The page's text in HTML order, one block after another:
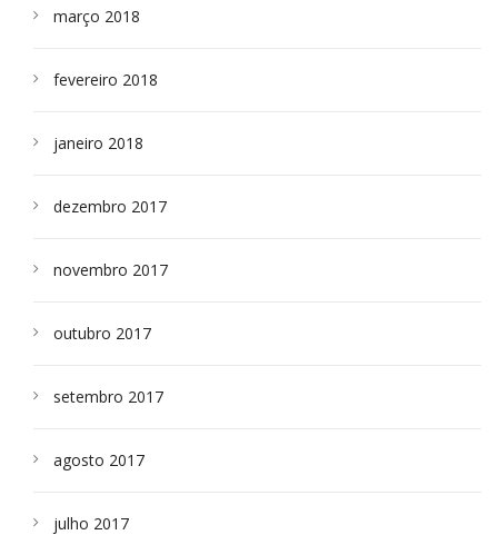
março 2018
fevereiro 2018
janeiro 2018
dezembro 2017
novembro 2017
outubro 2017
setembro 2017
agosto 2017
julho 2017